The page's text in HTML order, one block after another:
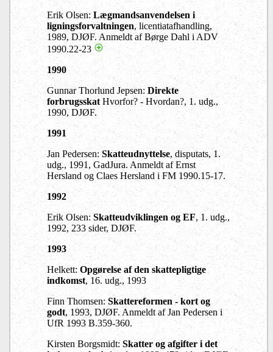
Erik Olsen:Lægmandsanvendelsen i
ligningsforvaltningen, licentiatafhandling,
1989, DJØF. Anmeldt af Børge Dahl i ADV
1990.22-23
1990
Gunnar Thorlund Jepsen: Direkte
forbrugsskatHvorfor? - Hvordan?, 1. udg.,
1990, DJØF.
1991
Jan Pedersen:Skatteudnyttelse, disputats, 1.
udg., 1991, GadJura. Anmeldt af Ernst
Hersland og Claes Hersland i FM 1990.15-17.
1992
Erik Olsen: Skatteudviklingen og EF, 1. udg.,
1992, 233 sider, DJØF.
1993
Helkett:Opgørelse af den skattepligtige
indkomst, 16. udg., 1993
Finn Thomsen:Skattereformen - kort og
godt, 1993, DJØF. Anmeldt af Jan Pedersen i
UfR 1993 B.359-360.
Kirsten Borgsmidt: Skatter og afgifter i det